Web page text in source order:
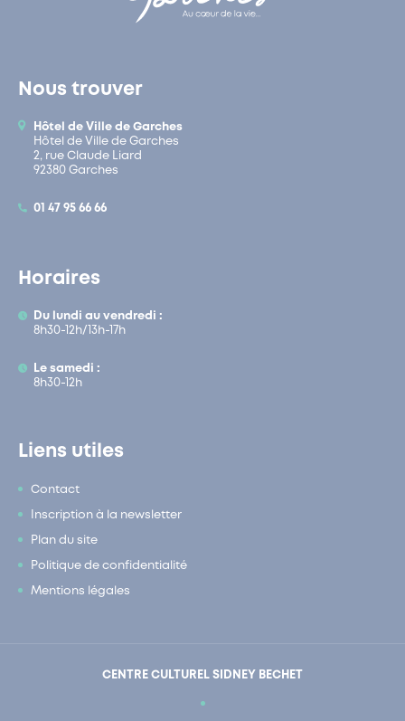
Nous trouver
Hôtel de Ville de Garches
Hôtel de Ville de Garches
2, rue Claude Liard
92380 Garches
01 47 95 66 66
Horaires
Du lundi au vendredi :
8h30-12h/13h-17h
Le samedi :
8h30-12h
Liens utiles
Contact
Inscription à la newsletter
Plan du site
Politique de confidentialité
Mentions légales
CENTRE CULTUREL SIDNEY BECHET